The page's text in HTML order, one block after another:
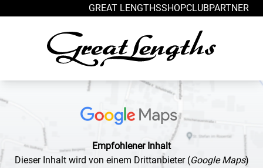
GREAT LENGTHSSHOPCLUBPARTNER
Empfohlener Inhalt
Dieser Inhalt wird von einem Drittanbieter (Google Maps)